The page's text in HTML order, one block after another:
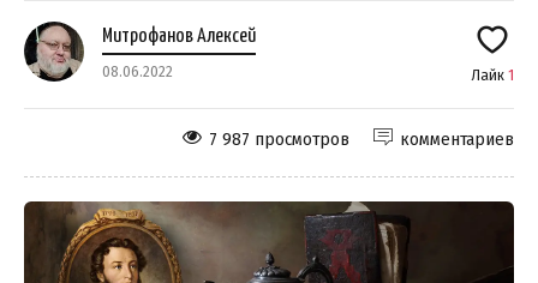
Митрофанов Алексей
08.06.2022 Лайк 1
комментариев
7 987 просмотров